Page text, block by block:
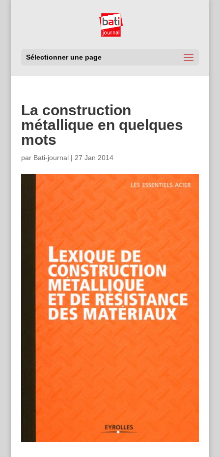
Sélectionner une page
La construction
métallique en quelques
mots
par Bati-journal| 27 Jan 2014